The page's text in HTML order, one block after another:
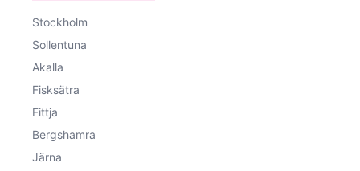
Stockholm
Sollentuna
Akalla
Fisksätra
Fittja
Bergshamra
Järna